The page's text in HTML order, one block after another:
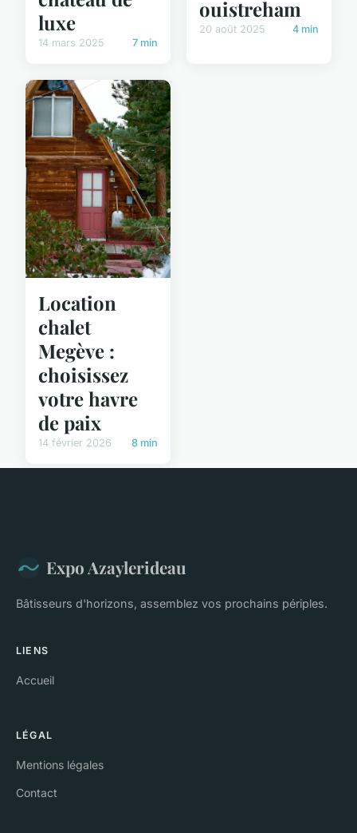
luxe
14 mars 2025 7 min
ouistreham
20 août 2025 4 min
Location
chalet
Megève :
choisissez
votre havre
de paix
14 février 2026 8 min
Expo Azaylerideau
Bâtisseurs d'horizons, assemblez vos prochains périples.
LIENS
Accueil
LÉGAL
Mentions légales
Contact